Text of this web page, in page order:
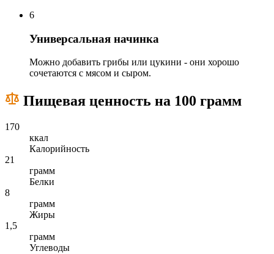
6
Универсальная начинка
Можно добавить грибы или цукини - они хорошо
сочетаются с мясом и сыром.
Пищевая ценность на 100 грамм
170
ккал
Калорийность
21
грамм
Белки
8
грамм
Жиры
1,5
грамм
Углеводы